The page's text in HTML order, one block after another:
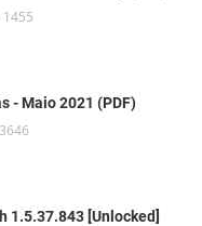
1455
- Maio 2021 (PDF)
3646
1.5.37.843 [Unlocked]